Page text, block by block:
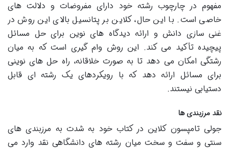
مفهوم در چارچوب رشته خود دارای مفروضات و دلالت های
خاصی است. با این حال، کلاین بر پتانسیل بالای این روش در
غنی سازی دانش و ارائه دیدگاه های نوین برای حل مسائل
پیچیده تأکید می کند. این روش وام گیری است که به میان
رشتگی امکان می دهد تا به صورت خلاقانه، راه حل های نوینی
برای مسائل ارائه دهد که با رویکردهای یک رشته ای قابل
دستیابی نیستند.
نقد مرزبندی ها
جولی تامپسون کلاین در کتاب خود به شدت به مرزبندی های
سنتی و سفت و سخت میان رشته های دانشگاهی نقد وارد می